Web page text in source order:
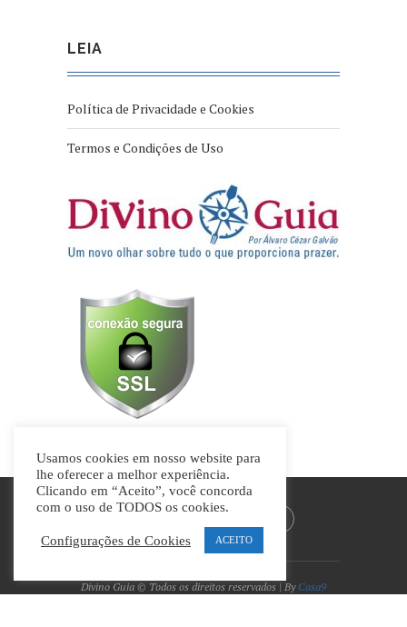
LEIA
Política de Privacidade e Cookies
Termos e Condições de Uso
Divino Guia © Todos os direitos reservados | By Casa9
Usamos cookies em nosso website para
lhe oferecer a melhor experiência.
Clicando em “Aceito”, você concorda
com o uso de TODOS os cookies.
Configurações de Cookies ACEITO